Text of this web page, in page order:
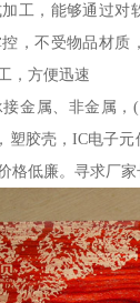
工，能够通过对
，不受物品材质
，方便迅速
金属、非金属
塑胶壳，IC电子
格低廉。寻求厂家